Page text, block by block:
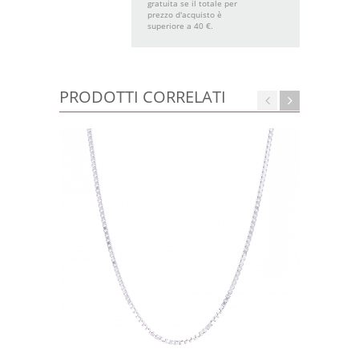
gratuita se il totale per
prezzo d'acquisto è
superiore a 40 €.
PRODOTTI CORRELATI